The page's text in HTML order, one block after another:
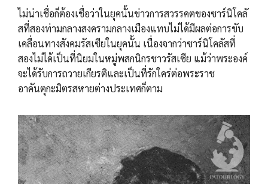
ไม่น่าเชื่อก็ต้องเชื่อว่าในยุคนั้นข่าวการสวรรคตของซาร์นิโคลั
สที่สองท่ามกลางสงครามกลางเมืองแทบไม่ได้มีผลต่อการขับ
เคลื่อนทางสังคมรัสเซียในยุคนั้น เนื่องจากว่าซาร์นิโคลัสที่
สองไม่ได้เป็นที่นิยมในหมู่พสกนิกรชาวรัสเซีย แม้ว่าพระองค์
จะได้รับการถวายเกียรติและเป็นที่รักใคร่ต่อพระราช
อาคันตุกะมิตรสหายต่างประเทศก็ตาม